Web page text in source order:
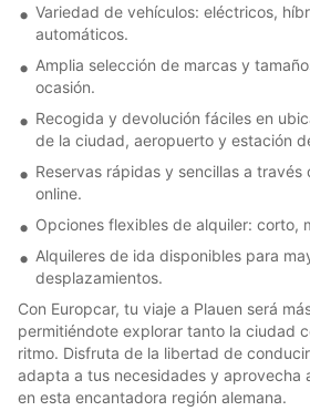
Variedad de vehículos: eléctricos,
automáticos.
Amplia selección de marcas y
ocasión.
Recogida y devolución fáciles en
de la ciudad, aeropuerto y estación
Reservas rápidas y sencillas a través
online.
Opciones flexibles de alquiler: corto,
Alquileres de ida disponibles para
desplazamientos.
Con Europcar, tu viaje a Plauen será
permitiéndote explorar tanto la ciudad
ritmo. Disfruta de la libertad de
adapta a tus necesidades y aprovecha
en esta encantadora región alemana.